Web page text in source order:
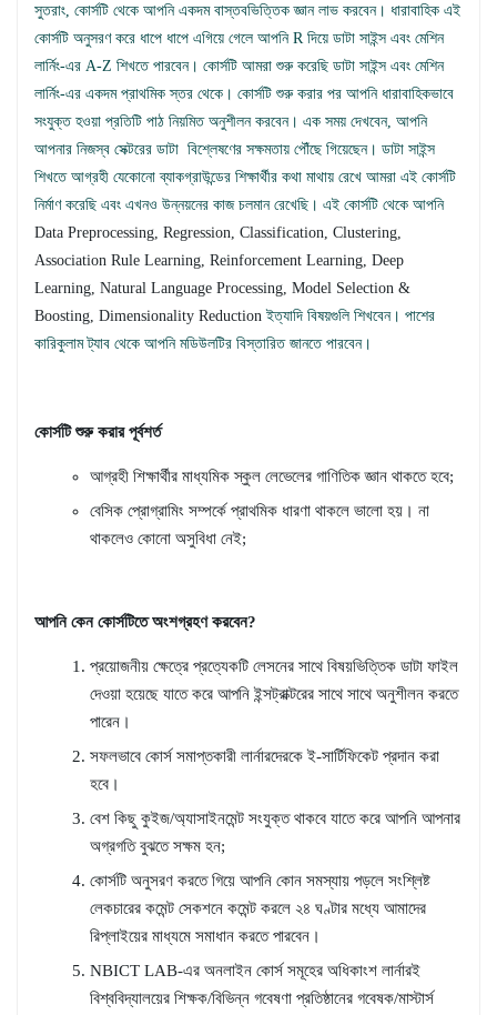
সুতরাং, কোর্সটি থেকে আপনি একদম বাস্তবভিত্তিক জ্ঞান লাভ করবেন। ধারাবাহিক এই
কোর্সটি অনুসরণ করে ধাপে ধাপে এগিয়ে গেলে আপনি R দিয়ে ডাটা সাইন্স এবং মেশিন
লার্নিং-এর A-Z শিখতে পারবেন। কোর্সটি আমরা শুরু করেছি ডাটা সাইন্স এবং মেশিন
লার্নিং-এর একদম প্রাথমিক স্তর থেকে। কোর্সটি শুরু করার পর আপনি ধারাবাহিকভাবে
সংযুক্ত হওয়া প্রতিটি পাঠ নিয়মিত অনুশীলন করবেন। এক সময় দেখবেন, আপনি
আপনার নিজস্ব সেক্টরের ডাটা বিশ্লেষণের সক্ষমতায় পৌঁছে গিয়েছেন। ডাটা সাইন্স
শিখতে আগ্রহী যেকোনো ব্যাকগ্রাউন্ডের শিক্ষার্থীর কথা মাথায় রেখে আমরা এই কোর্সটি
নির্মাণ করেছি এবং এখনও উন্নয়নের কাজ চলমান রেখেছি। এই কোর্সটি থেকে আপনি
Data Preprocessing, Regression, Classification, Clustering,
Association Rule Learning, Reinforcement Learning, Deep
Learning, Natural Language Processing, Model Selection &
Boosting, Dimensionality Reduction ইত্যাদি বিষয়গুলি শিখবেন। পাশের
কারিকুলাম ট্যাব থেকে আপনি মডিউলটির বিস্তারিত জানতে পারবেন।
কোর্সটি শুরু করার পূর্বশর্ত
আগ্রহী শিক্ষার্থীর মাধ্যমিক স্কুল লেভেলের গাণিতিক জ্ঞান থাকতে হবে;
বেসিক প্রোগ্রামিং সম্পর্কে প্রাথমিক ধারণা থাকলে ভালো হয়। না
থাকলেও কোনো অসুবিধা নেই;
আপনি কেন কোর্সটিতে অংশগ্রহণ করবেন?
প্রয়োজনীয় ক্ষেত্রে প্রত্যেকটি লেসনের সাথে বিষয়ভিত্তিক ডাটা ফাইল
দেওয়া হয়েছে যাতে করে আপনি ইন্সট্রাক্টরের সাথে সাথে অনুশীলন করতে
পারেন।
সফলভাবে কোর্স সমাপ্তকারী লার্নারদেরকে ই-সার্টিফিকেট প্রদান করা
হবে।
বেশ কিছু কুইজ/অ্যাসাইনমেন্ট সংযুক্ত থাকবে যাতে করে আপনি আপনার
অগ্রগতি বুঝতে সক্ষম হন;
কোর্সটি অনুসরণ করতে গিয়ে আপনি কোন সমস্যায় পড়লে সংশ্লিষ্ট
লেকচারের কমেন্ট সেকশনে কমেন্ট করলে ২৪ ঘণ্টার মধ্যে আমাদের
রিপ্লাইয়ের মাধ্যমে সমাধান করতে পারবেন।
NBICT LAB-এর অনলাইন কোর্স সমূহের অধিকাংশ লার্নারই
বিশ্ববিদ্যালয়ের শিক্ষক/বিভিন্ন গবেষণা প্রতিষ্ঠানের গবেষক/মাস্টার্স